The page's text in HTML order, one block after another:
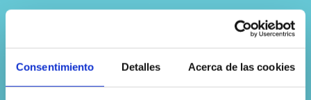
Consentimiento Detalles Acerca de las cookies
política de
privacidad